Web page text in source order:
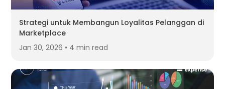
Strategi untuk Membangun Loyalitas Pelanggan di
Marketplace
Jan 30, 2026 • 4 min read